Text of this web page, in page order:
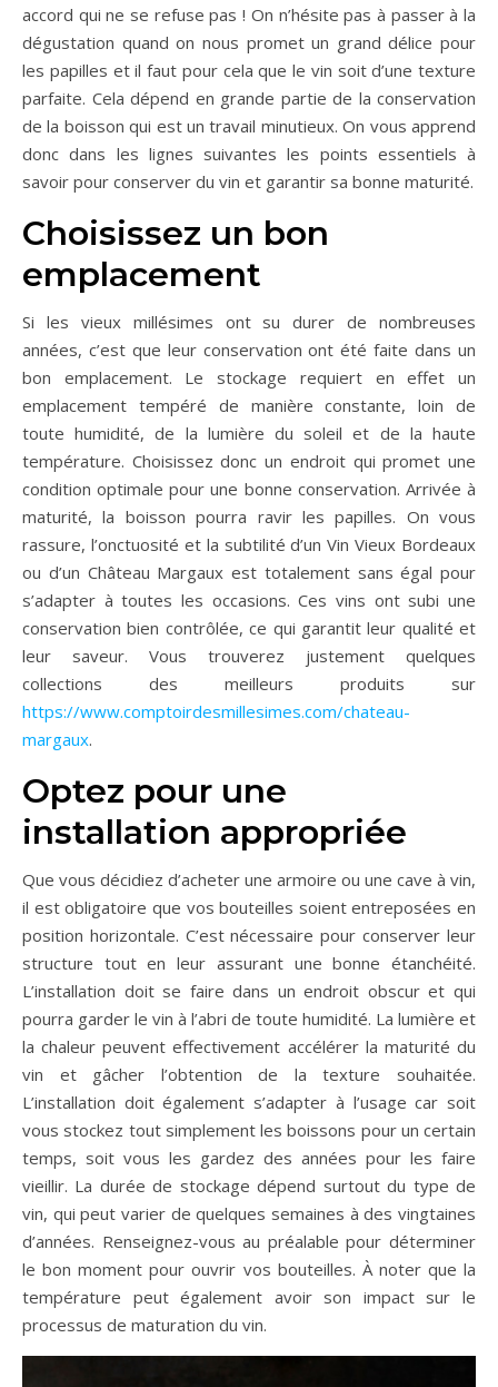
accord qui ne se refuse pas ! On n’hésite pas à passer à la
dégustation quand on nous promet un grand délice pour
les papilles et il faut pour cela que le vin soit d’une texture
parfaite. Cela dépend en grande partie de la conservation
de la boisson qui est un travail minutieux. On vous apprend
donc dans les lignes suivantes les points essentiels à
savoir pour conserver du vin et garantir sa bonne maturité.
Choisissez un bon
emplacement
Si les vieux millésimes ont su durer de nombreuses
années, c’est que leur conservation ont été faite dans un
bon emplacement. Le stockage requiert en effet un
emplacement tempéré de manière constante, loin de
toute humidité, de la lumière du soleil et de la haute
température. Choisissez donc un endroit qui promet une
condition optimale pour une bonne conservation. Arrivée à
maturité, la boisson pourra ravir les papilles. On vous
rassure, l’onctuosité et la subtilité d’un Vin Vieux Bordeaux
ou d’un Château Margaux est totalement sans égal pour
s’adapter à toutes les occasions. Ces vins ont subi une
conservation bien contrôlée, ce qui garantit leur qualité et
leur saveur. Vous trouverez justement quelques
collections des meilleurs produits sur
https://www.comptoirdesmillesimes.com/chateau-
margaux.
Optez pour une
installation appropriée
Que vous décidiez d’acheter une armoire ou une cave à vin,
il est obligatoire que vos bouteilles soient entreposées en
position horizontale. C’est nécessaire pour conserver leur
structure tout en leur assurant une bonne étanchéité.
L’installation doit se faire dans un endroit obscur et qui
pourra garder le vin à l’abri de toute humidité. La lumière et
la chaleur peuvent effectivement accélérer la maturité du
vin et gâcher l’obtention de la texture souhaitée.
L’installation doit également s’adapter à l’usage car soit
vous stockez tout simplement les boissons pour un certain
temps, soit vous les gardez des années pour les faire
vieillir. La durée de stockage dépend surtout du type de
vin, qui peut varier de quelques semaines à des vingtaines
d’années. Renseignez-vous au préalable pour déterminer
le bon moment pour ouvrir vos bouteilles. À noter que la
température peut également avoir son impact sur le
processus de maturation du vin.